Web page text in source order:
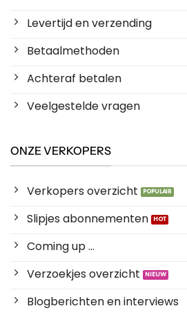
Levertijd en verzending
Betaalmethoden
Achteraf betalen
Veelgestelde vragen
ONZE VERKOPERS
Verkopers overzicht
Slipjes abonnementen
Coming up ...
Verzoekjes overzicht
Blogberichten en interviews